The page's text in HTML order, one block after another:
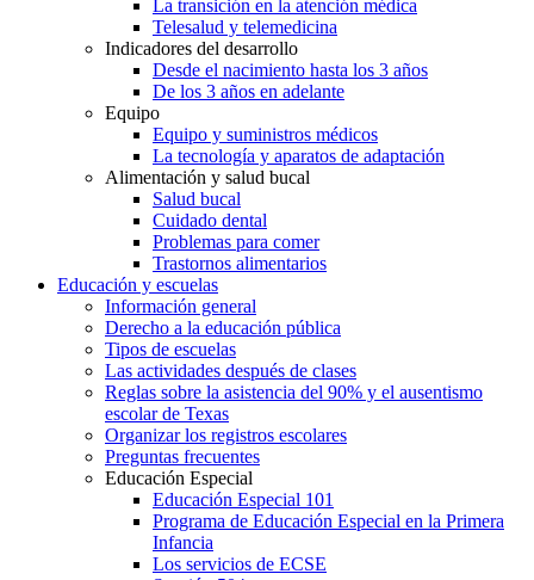
La transición en la atención médica
Telesalud y telemedicina
Indicadores del desarrollo
Desde el nacimiento hasta los 3 años
De los 3 años en adelante
Equipo
Equipo y suministros médicos
La tecnología y aparatos de adaptación
Alimentación y salud bucal
Salud bucal
Cuidado dental
Problemas para comer
Trastornos alimentarios
Educación y escuelas
Información general
Derecho a la educación pública
Tipos de escuelas
Las actividades después de clases
Reglas sobre la asistencia del 90% y el ausentismo
escolar de Texas
Organizar los registros escolares
Preguntas frecuentes
Educación Especial
Educación Especial 101
Programa de Educación Especial en la Primera
Infancia
Los servicios de ECSE